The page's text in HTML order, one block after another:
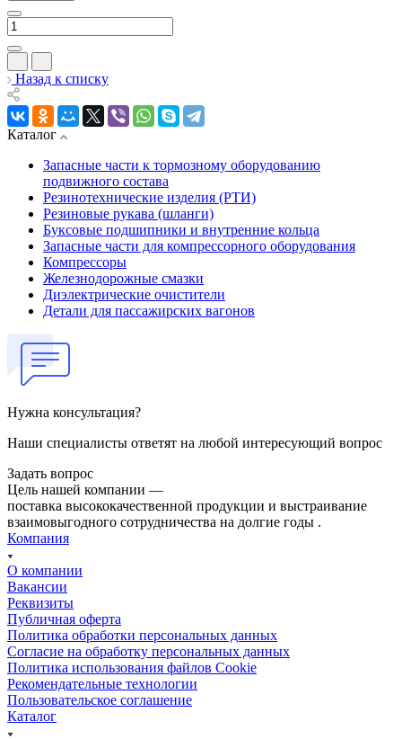
Назад к списку
Каталог
Запасные части к тормозному оборудованию
подвижного состава
Резинотехнические изделия (РТИ)
Резиновые рукава (шланги)
Буксовые подшипники и внутренние кольца
Запасные части для компрессорного оборудования
Компрессоры
Железнодорожные смазки
Диэлектрические очистители
Детали для пассажирских вагонов
Нужна консультация?
Наши специалисты ответят на любой интересующий вопрос
Задать вопрос
Цель нашей компании —
поставка высококачественной продукции и выстраивание
взаимовыгодного сотрудничества на долгие годы .
Компания
О компании
Вакансии
Реквизиты
Публичная оферта
Политика обработки персональных данных
Cогласие на обработку персональных данных
Политика использования файлов Cookie
Рекомендательные технологии
Пользовательское соглашение
Каталог